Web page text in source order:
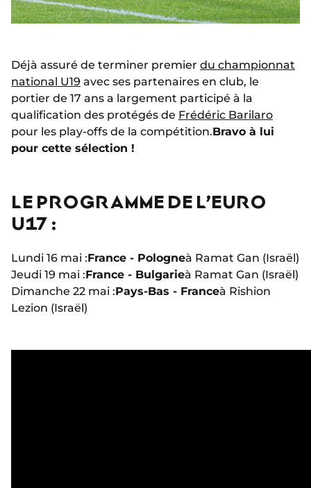
Déjà assuré de terminer premier du championnat
national U19 avec ses partenaires en club, le
portier de 17 ans a largement participé à la
qualification des protégés de Frédéric Barilaro
pour les play-offs de la compétition.Bravo à lui
pour cette sélection !
LE PROGRAMME DE L’EURO
U17 :
Lundi 16 mai :France - Pologneà Ramat Gan (Israël)
Jeudi 19 mai :France - Bulgarieà Ramat Gan (Israël)
Dimanche 22 mai :Pays-Bas - Franceà Rishion
Lezion (Israël)